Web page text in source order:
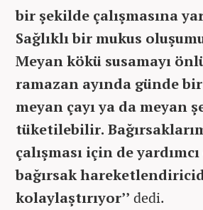
bir şekilde çalışmasına
Sağlıklı bir mukus
Meyan kökü susamayı
ramazan ayında günde
meyan çayı ya da meyan
tüketilebilir.
çalışması için de
bağırsak
kolaylaştırıyor’’ dedi.